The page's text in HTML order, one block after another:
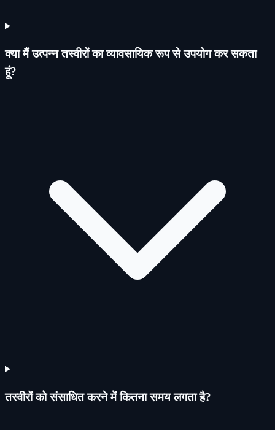
क्या मैं उत्पन्न तस्वीरों का व्यावसायिक रूप से उपयोग कर सकता
हूं?
तस्वीरों को संसाधित करने में कितना समय लगता है?